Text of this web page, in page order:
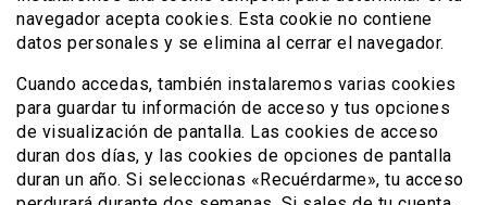
navegador acepta cookies. Esta cookie no contiene
datos personales y se elimina al cerrar el navegador.
Cuando accedas, también instalaremos varias cookies
para guardar tu información de acceso y tus opciones
de visualización de pantalla. Las cookies de acceso
duran dos días, y las cookies de opciones de pantalla
duran un año. Si seleccionas «Recuérdarme», tu acceso